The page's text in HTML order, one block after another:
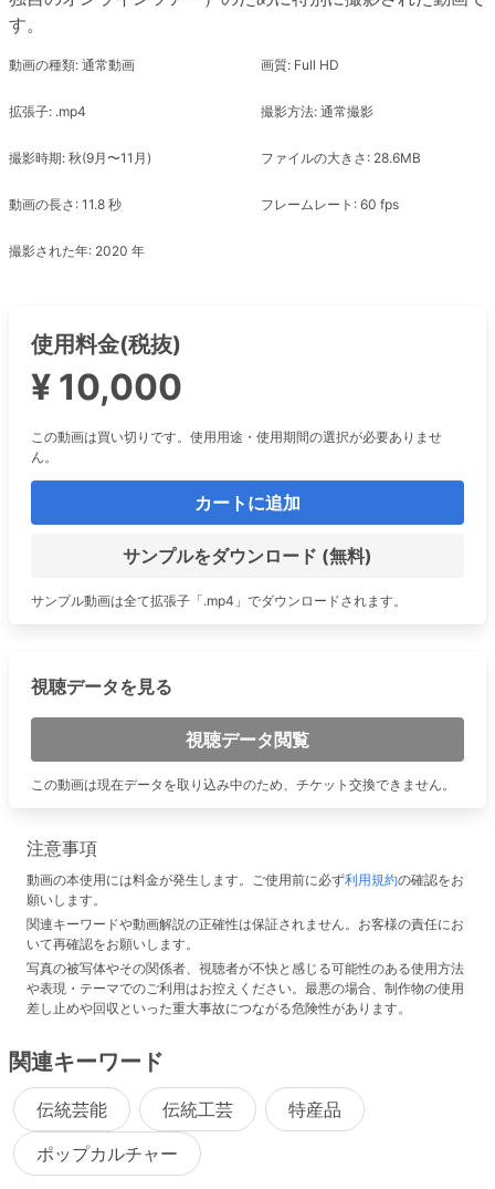
す。
動画の種類: 通常動画 画質: Full HD
拡張子: .mp4 撮影方法: 通常撮影
撮影時期: 秋(9月〜11月) ファイルの大きさ: 28.6MB
動画の長さ: 11.8 秒 フレームレート: 60 fps
撮影された年: 2020 年
使用料金(税抜)
¥ 10,000
この動画は買い切りです。使用用途・使用期間の選択が必要ありませ
ん。
カートに追加
サンプルをダウンロード (無料)
サンプル動画は全て拡張子「.mp4」でダウンロードされます。
視聴データを見る
視聴データ閲覧
この動画は現在データを取り込み中のため、チケット交換できません。
注意事項
動画の本使用には料金が発生します。ご使用前に必ず利用規約の確認をお
願いします。
関連キーワードや動画解説の正確性は保証されません。お客様の責任にお
いて再確認をお願いします。
写真の被写体やその関係者、視聴者が不快と感じる可能性のある使用方法
や表現・テーマでのご利用はお控えください。最悪の場合、制作物の使用
差し止めや回収といった重大事故につながる危険性があります。
関連キーワード
伝統芸能 伝統工芸
特産品
ポップカルチャー